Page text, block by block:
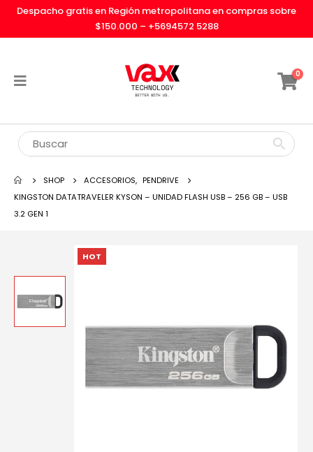
Despacho gratis en Región metropolitana en compras sobre
$150.000 – +5694572 5288
0
SHOP ACCESORIOS, PENDRIVE
KINGSTON DATATRAVELER KYSON – UNIDAD FLASH USB – 256 GB – USB
3.2 GEN 1
HOT